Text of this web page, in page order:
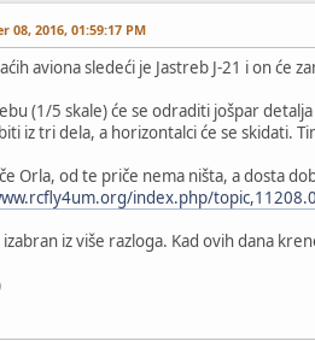
08, 2016, 01:59:17 PM
aviona sledeći je Jastreb J-21 i on će
(1/5 skale) će se odraditi jošpar
iz tri dela, a horizontalci će se skidati.
Orla, od te priče nema ništa, a dosta
index.php/
izabran iz više razloga. Kad ovih dana